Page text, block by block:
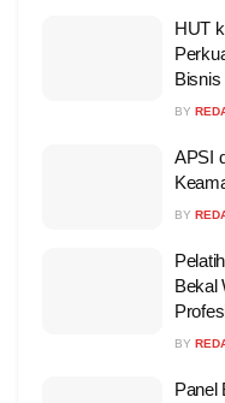
HUT
Bisnis
BY
APSI
BY
Bekal
BY
Panel